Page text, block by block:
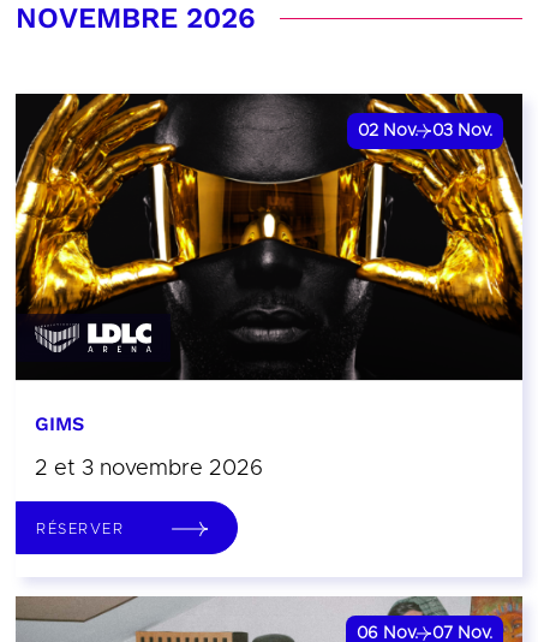
NOVEMBRE 2026
02 Nov. 03 Nov.
GIMS
2 et 3 novembre 2026
RÉSERVER
06 Nov. 07 Nov.